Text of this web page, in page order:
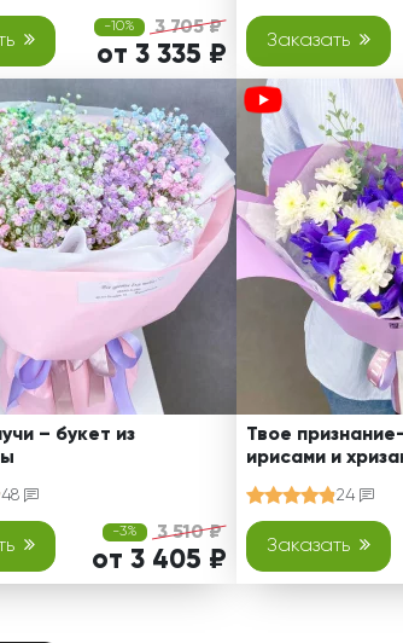
-10% 3 705 ₽
от 3 335 ₽
Заказать
– букет из
48
-3% 3 510 ₽
от 3 405 ₽
Твое
ирисами и
24
Заказать